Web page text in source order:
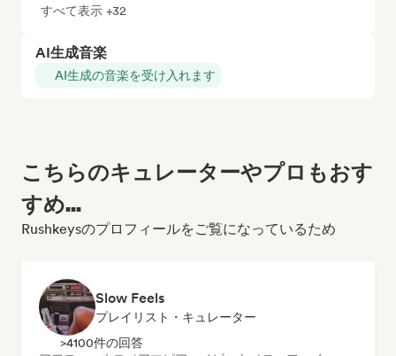
すべて表示 +32
AI生成音楽
AI生成の音楽を受け入れます
こちらのキュレーターやプロもおす
すめ...
Rushkeysのプロフィールをご覧になっているため
Slow Feels
プレイリスト・キュレーター
>4100件の回答